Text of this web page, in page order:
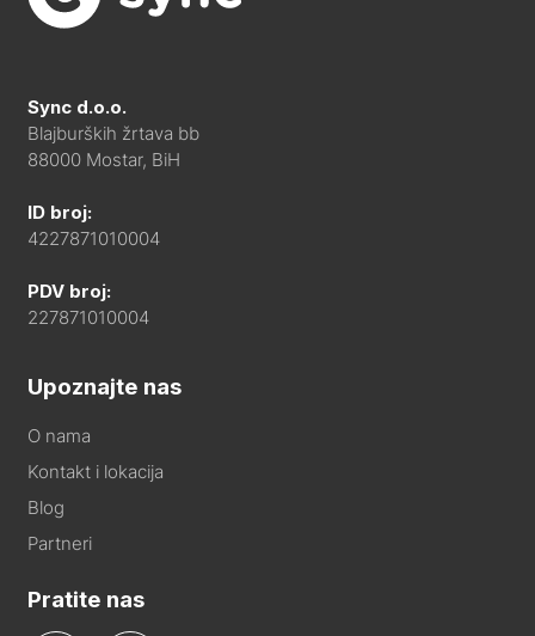
Sync d.o.o.
Blajburških žrtava bb
88000 Mostar, BiH
ID broj:
4227871010004
PDV broj:
227871010004
Upoznajte nas
O nama
Kontakt i lokacija
Blog
Partneri
Pratite nas